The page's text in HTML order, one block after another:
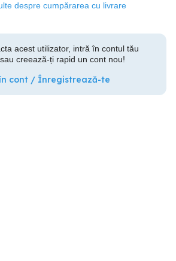
despre cumpărarea cu livrare
acest utilizator, intră în contul tău
creează-ți rapid un cont nou!
cont / Înregistrează-te